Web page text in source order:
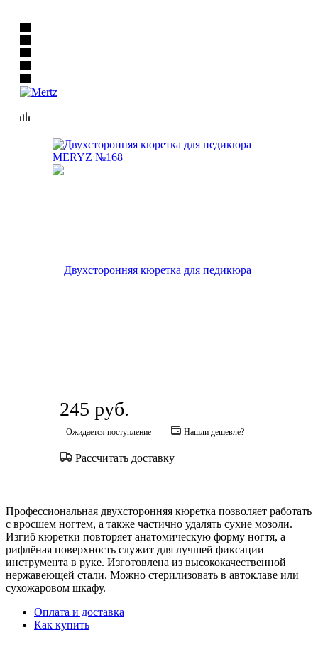
245 руб.
Ожидается поступление Нашли дешевле?
Рассчитать доставку
Профессиональная двухсторонняя кюретка позволяет работать
с вросшем ногтем, а также частично удалять сухие мозоли.
Изгиб кюретки повторяет анатомическую форму ногтя, а
рифлёная поверхность служит для лучшей фиксации
инструмента в руке. Изготовлена из высококачественной
нержавеющей стали. Можно стерилизовать в автоклаве или
сухожаровом шкафу.
Оплата и доставка
Как купить